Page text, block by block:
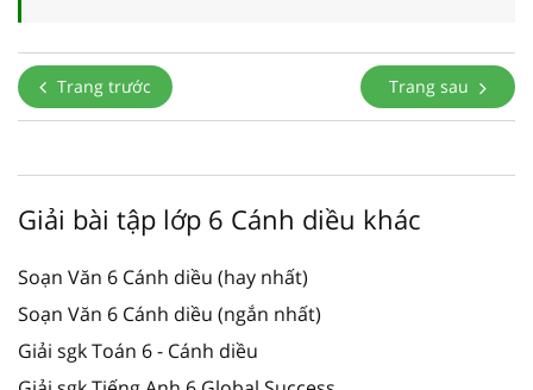
Trang trước Trang sau
Giải bài tập lớp 6 Cánh diều khác
Soạn Văn 6 Cánh diều (hay nhất)
Soạn Văn 6 Cánh diều (ngắn nhất)
Giải sgk Toán 6 - Cánh diều